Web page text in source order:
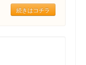
続きはコチラ